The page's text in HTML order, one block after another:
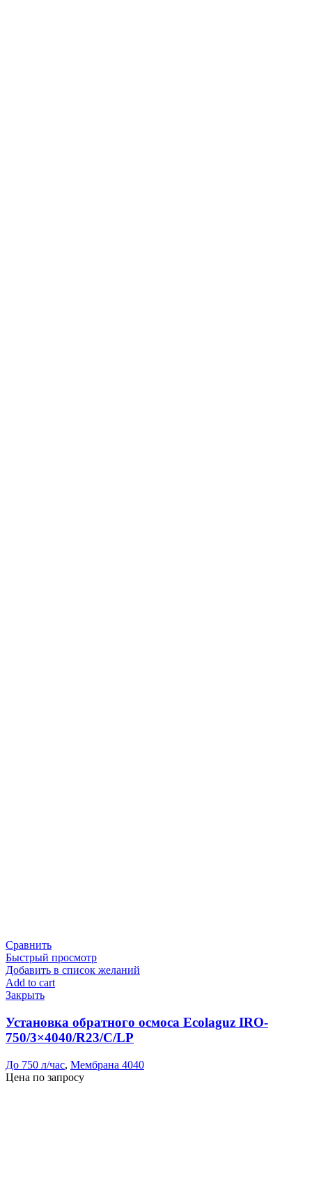
Сравнить
Быстрый просмотр
Добавить в список желаний
Add to cart
Закрыть
Установка обратного осмоса Ecolaguz IRO-
750/3×4040/R23/C/LP
До 750 л/час, Мембрана 4040
Цена по запросу